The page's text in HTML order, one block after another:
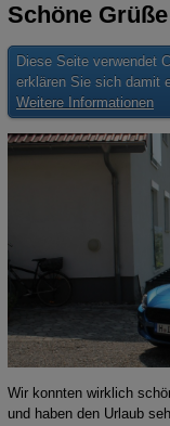
Schöne
Diese Seite verwendet
erklären Sie sich damit
Weitere Informationen
Wir konnten wirklich
und haben den Urlaub